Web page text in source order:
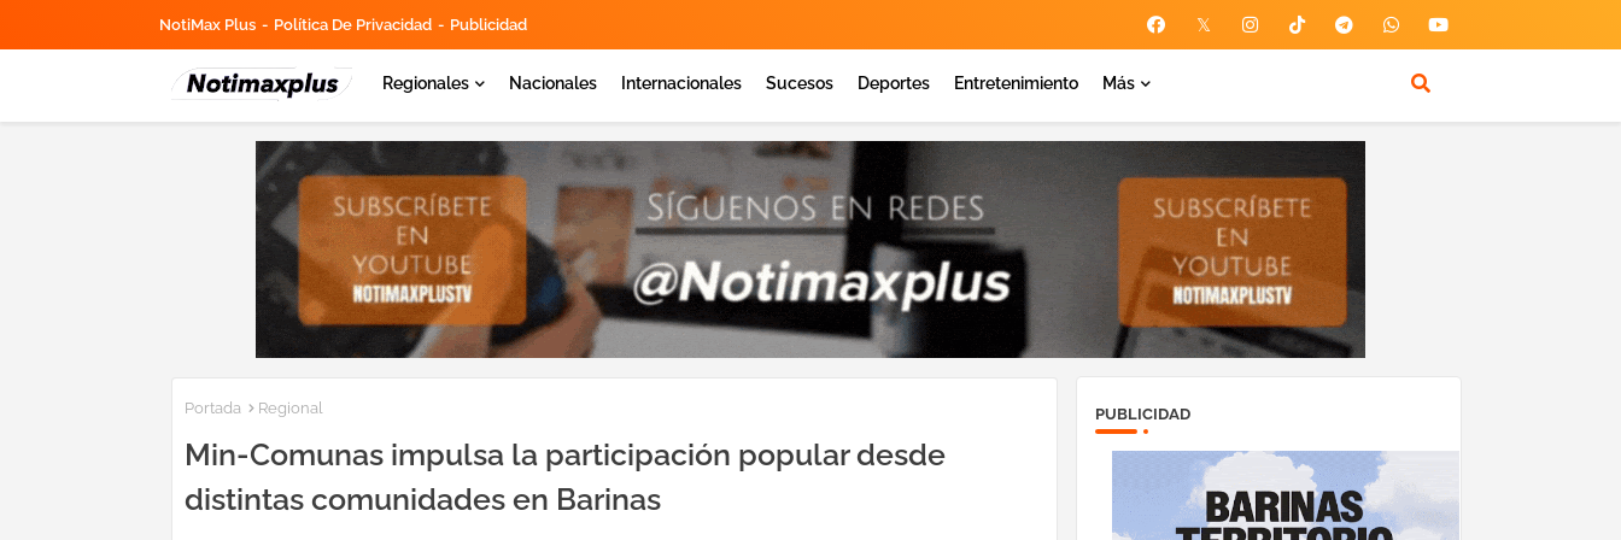
NotiMax Plus Política De Privacidad Publicidad
Regionales Nacionales Internacionales Sucesos Deportes Entretenimiento Más
Portada Regional
Min-Comunas impulsa la participación popular desde
distintas comunidades en Barinas
PUBLICIDAD